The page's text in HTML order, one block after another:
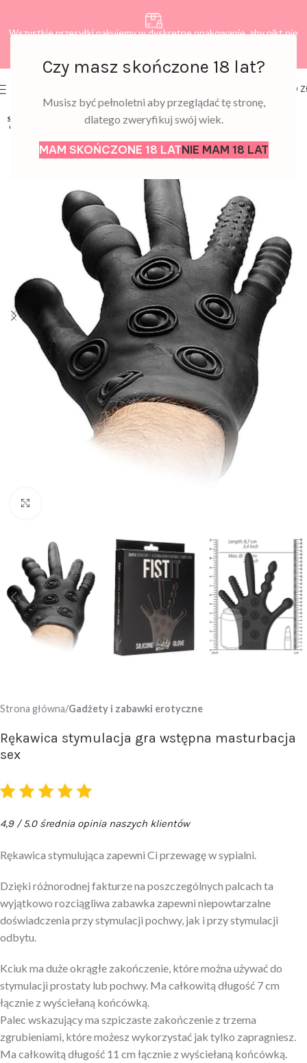
Czy masz skończone 18 lat?
Musisz być pełnoletni aby przeglądać tę stronę,
dlatego zweryfikuj swój wiek.
MAM SKOŃCZONE 18 LATNIE MAM 18 LAT
Wszystkie przesyłki pakujemy w dyskretne opakowanie, aby nikt nie
0,00
SOLD
OUT
Strona główna Gadżety i zabawki erotyczne
Rękawica stymulacja gra wstępna masturbacja
sex
4,9 / 5.0 średnia opinia naszych klientów
Rękawica stymulująca zapewni Ci przewagę w sypialni.
Dzięki różnorodnej fakturze na poszczególnych palcach ta
wyjątkowo rozciągliwa zabawka zapewni niepowtarzalne
doświadczenia przy stymulacji pochwy, jak i przy stymulacji
odbytu.
Kciuk ma duże okrągłe zakończenie, które można używać do
stymulacji prostaty lub pochwy. Ma całkowitą długość 7 cm
łącznie z wyściełaną końcówką.
Palec wskazujący ma szpiczaste zakończenie z trzema
zgrubieniami, które możesz wykorzystać jak tylko zapragniesz.
Ma całkowitą długość 11 cm łącznie z wyściełaną końcówką.